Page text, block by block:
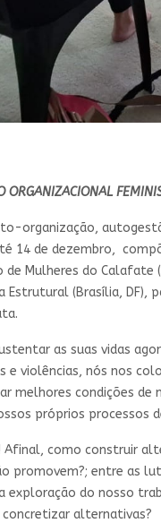
ORGANIZACIONAL
organização,
14 de dezembro,
de Mulheres do Calafate
Estrutural (Brasília,
as suas vidas
e violências, nós nos
melhores condições
próprios processos
Afinal, como construir
promovem?; entre as
exploração do nosso
alternativas?